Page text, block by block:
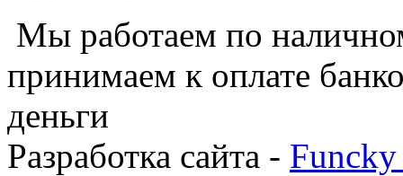
Мы работаем по
принимаем к оплате
деньги
Разработка сайта -